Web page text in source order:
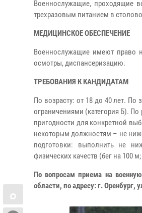
Военнослужащие, проходящие
трехразовым питанием в
МЕДИЦИНСКОЕ ОБЕСПЕЧЕНИЕ
Военнослужащие имеют право
осмотры, диспансеризацию.
ТРЕБОВАНИЯ К КАНДИДАТАМ
По возрасту: от 18 до 40 лет.
ограничениями (категория Б).
пригодности для конкретной
некоторым должностям – не
подготовки: выполнить не
физических качеств (бег на 100
По вопросам приема на
области, по адресу: г.